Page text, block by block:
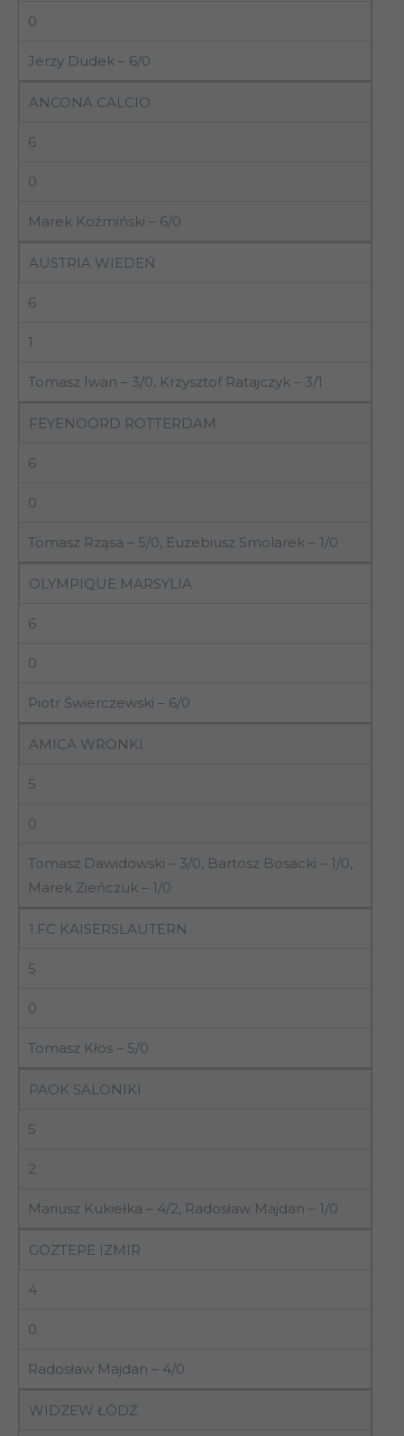
0
Jerzy Dudek – 6/0
ANCONA CALCIO
6
0
Marek Koźmiński – 6/0
AUSTRIA WIEDEŃ
6
1
Tomasz Iwan – 3/0, Krzysztof Ratajczyk – 3/1
FEYENOORD ROTTERDAM
6
0
Tomasz Rząsa – 5/0, Euzebiusz Smolarek – 1/0
OLYMPIQUE MARSYLIA
6
0
Piotr Świerczewski – 6/0
AMICA WRONKI
5
0
Tomasz Dawidowski – 3/0, Bartosz Bosacki – 1/0,
Marek Zieńczuk – 1/0
1.FC KAISERSLAUTERN
5
0
Tomasz Kłos – 5/0
PAOK SALONIKI
5
2
Mariusz Kukiełka – 4/2, Radosław Majdan – 1/0
GÖZTEPE IZMIR
4
0
Radosław Majdan – 4/0
WIDZEW ŁÓDŹ